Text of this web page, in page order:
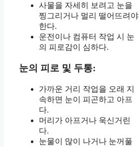
사물을 자세히 보려고 눈을
찡그리거나 멀리 떨어뜨려야
한다.
운전이나 컴퓨터 작업 시 눈
의 피로감이 심하다.
눈의 피로 및 두통:
가까운 거리 작업을 오래 지
속하면 눈이 피곤하고 아프
다.
머리가 아프거나 욱신거린
다.
눈물이 많이 나거나 눈꺼풀